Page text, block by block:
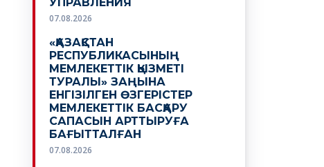
07.08.2026
«ҚАЗАҚСТАН
РЕСПУБЛИКАСЫНЫҢ
МЕМЛЕКЕТТІК ҚЫЗМЕТІ
ТУРАЛЫ» ЗАҢЫНА
ЕНГІЗІЛГЕН ӨЗГЕРІСТЕР
МЕМЛЕКЕТТІК БАСҚАРУ
САПАСЫН АРТТЫРУҒА
БАҒЫТТАЛҒАН
07.08.2026